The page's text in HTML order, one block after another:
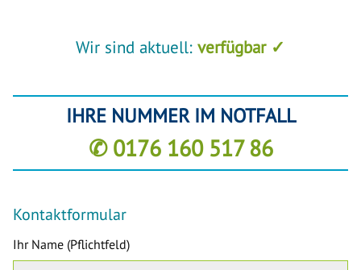
Wir sind aktuell: verfügbar ✓
IHRE NUMMER IM NOTFALL
✆ 0176 160 517 86
Kontaktformular
Ihr Name (Pflichtfeld)